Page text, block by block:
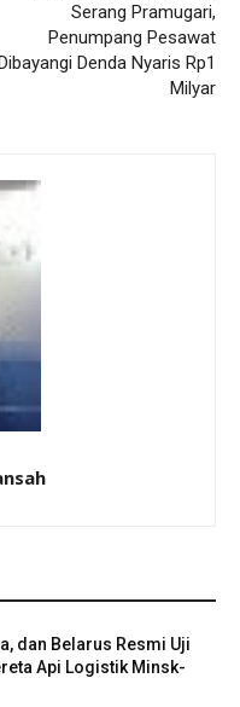
Serang Pramugari,
Penumpang Pesawat
Dibayangi Denda Nyaris Rp1
Milyar
dan Belarus Resmi Uji
Api Logistik Minsk-